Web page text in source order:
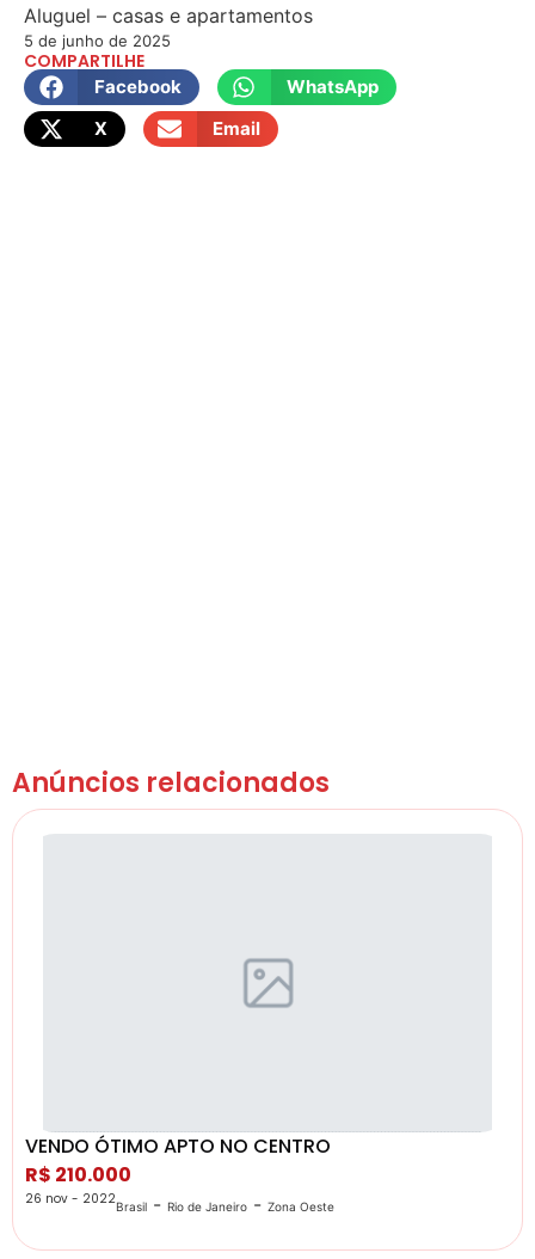
Aluguel – casas e apartamentos
5 de junho de 2025
COMPARTILHE
Facebook
WhatsApp
X
Email
Anúncios relacionados
VENDO ÓTIMO APTO NO CENTRO
R$ 210.000
26 nov - 2022Brasil - Rio de Janeiro - Zona Oeste